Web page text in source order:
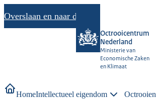
Overslaan en naar de inhoud gaan
Octrooicentrum
Nederland
Ministerie van
Economische Zaken
en Klimaat
HomeIntellectueel eigendom Octrooien